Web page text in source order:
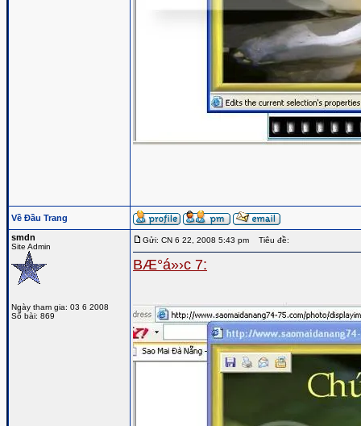
Về Đầu Trang
smdn
Site Admin
Ngày tham gia: 03 6 2008
Số bài: 869
Gửi: CN 6 22, 2008 5:43 pm Tiêu đề:
BÆ°á»›c 7: